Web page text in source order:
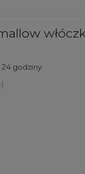
24 godziny